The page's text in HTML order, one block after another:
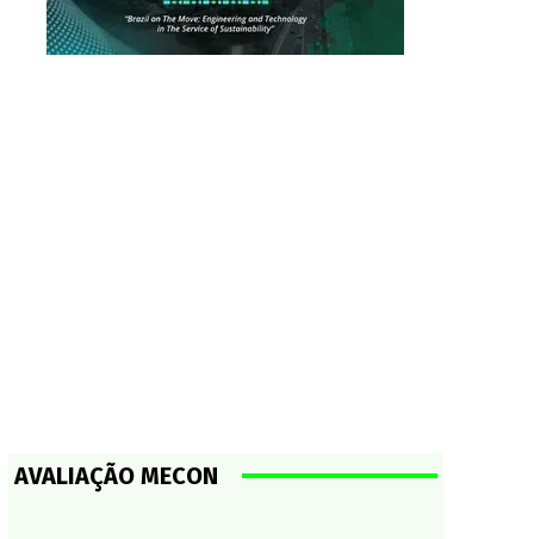
AVALIAÇÃO MECON